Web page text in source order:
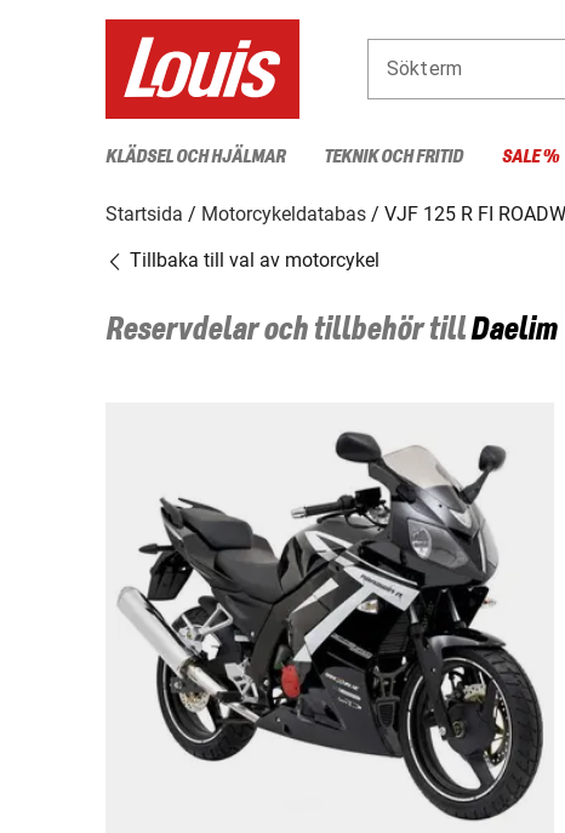
Sökterm
KLÄDSEL OCH HJÄLMAR TEKNIK OCH FRITID SALE %
Startsida Motorcykeldatabas
VJF 125 R FI
Tillbaka till val av motorcykel
Reservdelar och tillbehör tillDaelim